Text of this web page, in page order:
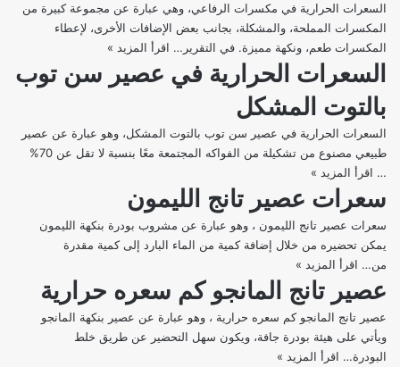
اسود
من
الفارس
السعرات الحرارية في مكسرات الرفاعي، وهي عبارة عن مجموعة كبيرة من
المكسرات المملحة، والمشكلة، بجانب بعض الإضافات الأخرى، لإعطاء
المكسرات طعم، ونكهة مميزة. في التقرير… اقرأ المزيد »
في
الرفاعي
السعرات الحرارية في عصير سن توب
بالتوت المشكل
السعرات الحرارية في عصير سن توب بالتوت المشكل، وهو عبارة عن عصير
طبيعي مصنوع من تشكيلة من الفواكه المجتمعة معًا بنسبة لا تقل عن 70%
… اقرأ المزيد »
الحرارية
عصير
سن
توب
بالتوت
المشكل
سعرات عصير تانج الليمون
سعرات عصير تانج الليمون ، وهو عبارة عن مشروب بودرة بنكهة الليمون
يمكن تحضيره من خلال إضافة كمية من الماء البارد إلى كمية مقدرة
من… اقرأ المزيد »
عصير
تانج
الليمون
عصير تانج المانجو كم سعره حرارية
عصير تانج المانجو كم سعره حرارية ، وهو عبارة عن عصير بنكهة المانجو
ويأتي على هيئة بودرة جافة، ويكون سهل التحضير عن طريق خلط
البودرة… اقرأ المزيد »